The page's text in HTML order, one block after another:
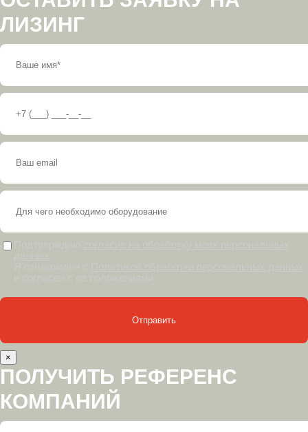
ЛИЗИНГ
×
ПОЛУЧИТЬ РЕФЕРЕНС
КОМПАНИЙ